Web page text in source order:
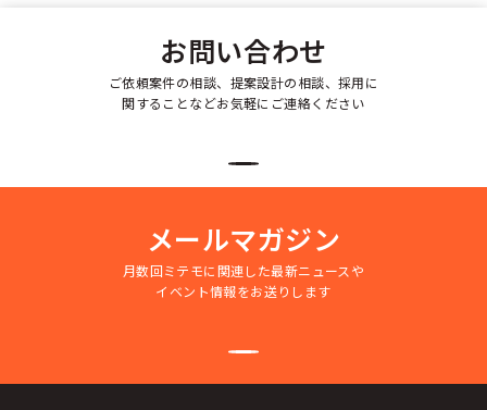
お問い合わせ
ご依頼案件の相談、提案設計の相談、採用に
関することなどお気軽にご連絡ください
メールマガジン
月数回ミテモに関連した最新ニュースや
イベント情報をお送りします